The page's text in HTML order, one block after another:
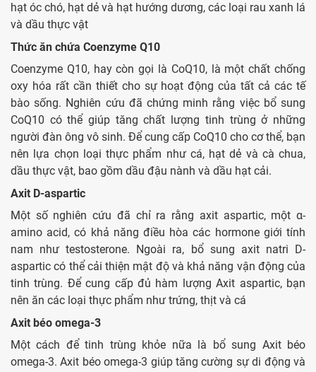
hạt óc chó, hạt dẻ và hạt hướng dương, các loại rau xanh lá
và dầu thực vật
Thức ăn chứa Coenzyme Q10
Coenzyme Q10, hay còn gọi là CoQ10, là một chất chống
oxy hóa rất cần thiết cho sự hoạt động của tất cả các tế
bào sống. Nghiên cứu đã chứng minh rằng việc bổ sung
CoQ10 có thể giúp tăng chất lượng tinh trùng ở những
người đàn ông vô sinh. Để cung cấp CoQ10 cho cơ thể, bạn
nên lựa chọn loại thực phẩm như cá, hạt dẻ và cà chua,
dầu thực vật, bao gồm dầu đậu nành và dầu hạt cải.
Axit D-aspartic
Một số nghiên cứu đã chỉ ra rằng axit aspartic, một α-
amino acid, có khả năng điều hòa các hormone giới tính
nam như testosterone. Ngoài ra, bổ sung axit natri D-
aspartic có thể cải thiện mật độ và khả năng vận động của
tinh trùng. Để cung cấp đủ hàm lượng Axit aspartic, bạn
nên ăn các loại thực phẩm như trứng, thịt và cá
Axit béo omega-3
Một cách để tinh trùng khỏe nữa là bổ sung Axit béo
omega-3. Axit béo omega-3 giúp tăng cường sự di động và